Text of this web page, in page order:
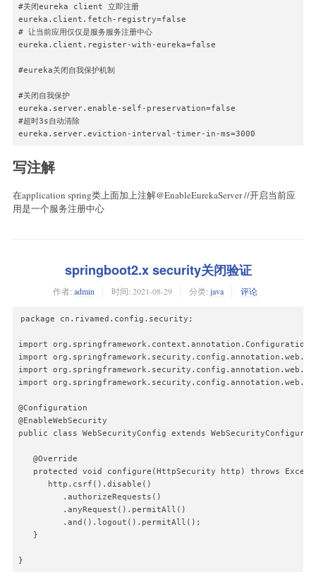
#关闭eureka client 立即注册
eureka.client.fetch-registry=false
# 让当前应用仅仅是服务服务注册中心
eureka.client.register-with-eureka=false
#eureka关闭自我保护机制
#关闭自我保护
eureka.server.enable-self-preservation=false
#超时3s自动清除
写注解
在application spring类上面加上注解@EnableEurekaServer //开启当前应
用是一个服务注册中心
springboot2.x security关闭验证
作者: admin 时间: 2021-08-29 分类: java 评论
package cn.rivamed.config.security;
import org.springframework.context.annotation.Configuration;
import
import
import
@Configuration
@EnableWebSecurity
public class WebSecurityConfig extends
   @Override
protected void configure(HttpSecurity http) throws
      http.csrf().disable()
         .authorizeRequests()
         .anyRequest().permitAll()
         .and().logout().permitAll();
   }
}